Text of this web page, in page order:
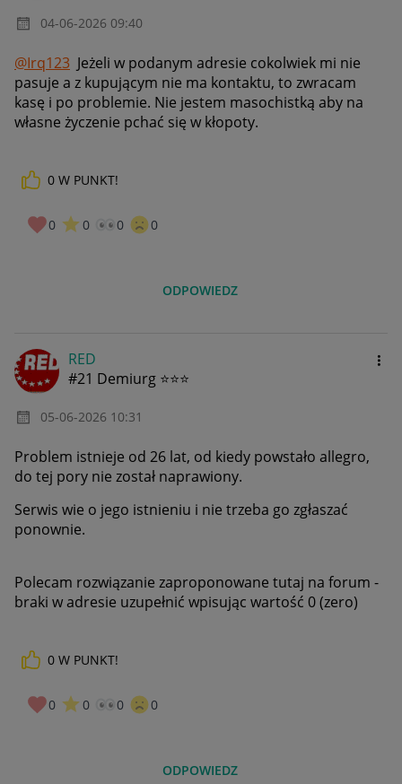
‎04-06-2026 09:40
@Irq123 Jeżeli w podanym adresie cokolwiek mi nie
pasuje a z kupującym nie ma kontaktu, to zwracam
kasę i po problemie. Nie jestem masochistką aby na
własne życzenie pchać się w kłopoty.
0 W PUNKT!
0 0 0 0
ODPOWIEDZ
RED
#21 Demiurg ⭐⭐⭐
‎05-06-2026 10:31
Problem istnieje od 26 lat, od kiedy powstało allegro,
do tej pory nie został naprawiony.
Serwis wie o jego istnieniu i nie trzeba go zgłaszać
ponownie.
Polecam rozwiązanie zaproponowane tutaj na forum -
braki w adresie uzupełnić wpisując wartość 0 (zero)
0 W PUNKT!
0 0 0 0
ODPOWIEDZ